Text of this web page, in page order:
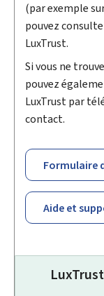
(par exemple
pouvez
LuxTrust.
Si vous ne
pouvez
LuxTrust par
contact.
Formulaire
Aide et